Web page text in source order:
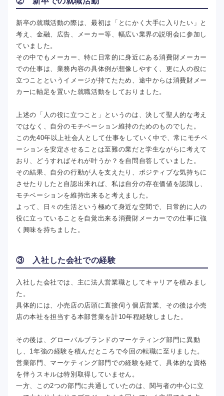
新卒の就職活動の際は、最初は「とにかく大手に入りたい」と
考え、金融、広告、メーカー等、幅広い業界の説明会に参加し
ていました。
その中でもメーカー、特に日常的に身近にある消費財メーカー
での仕事は、業務内容の具体例が想像しやすく、更に人の役に
立つことというイメージが持てたため、途中からは消費財メー
カーに軸足を置いた就職活動をしておりました。
上述の「人の役に立つこと」というのは、決して聖人的な考え
ではなく、自分のモチベーション維持のためのものでした。
この先40年以上社会人として仕事をしていく中で、常にモチベ
ーションを安定させることは至難の業だと学生ながらに考えて
おり、どうすればそれが叶うか？を自問自答していました。
その結果、自分の行動が人を支えたり、ポジティブな気持ちに
させたりしたと自認出来れば、私は自分の存在価値を認識し、
モチベーションを維持出来ると考えました。
よって、日々の生活という極めて身近な空間で、日常的に人の
役に立っていることを自覚出来る消費財メーカーでの仕事に強
く興味を持ちました。
③ 入社した会社での経験
入社した会社では、主に法人営業職としてキャリアを積みまし
た。
具体的には、小売店の店頭に直接伺う個店営業、その後は小売
店の本社を担当する本部営業を計10年程経験しました。
その後は、グローバルブランドのマーケティング部門に異動
し、1年強の経験を積んだところで今回の転職に至りました。
営業部門、マーケティング部門での経験を経て、具体的な資格
を伴うスキルは特別取得していません。
一方、この2つの部門に共通していたのは、関与者の中心に立